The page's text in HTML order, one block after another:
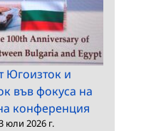
Югоизток и
във фокуса на
конференция
юли 2026 г.